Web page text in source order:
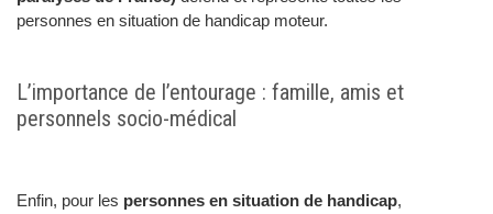
personnes en situation de handicap moteur.
L’importance de l’entourage : famille, amis et
personnels socio-médical
Enfin, pour les personnes en situation de handicap,